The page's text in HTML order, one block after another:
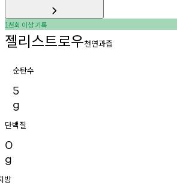
1천회 이상기록
젤리스트로우천연과즙
순탄수
5
g
단백질
0
g
방